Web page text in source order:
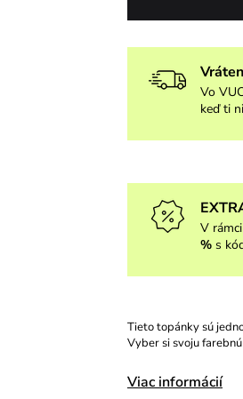
Vo
keď ti
V rámci
%s
Tieto topánky sú
Vyber si svoju
Viac informácií